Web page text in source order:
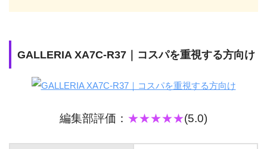
GALLERIA XA7C-R37｜コスパを重視する方向け
編集部評価： ★★★★★(5.0)